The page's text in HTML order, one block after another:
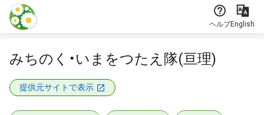
本文に飛ぶ
ヘルプEnglish
みちのく・いまをつたえ隊(亘理)
提供元サイトで表示